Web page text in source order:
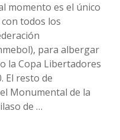
momento es el único
todos los
para albergar
la Copa Libertadores
El resto de
Monumental de la
de …